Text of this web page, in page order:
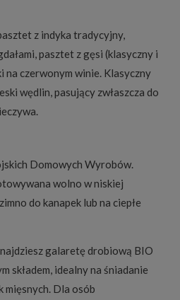
z indyka tradycyjny,
pasztet z gęsi (klasyczny i
na czerwonym winie. Klasyczny
wędlin, pasujący zwłaszcza do
Domowych Wyrobów.
wolno w niskiej
do kanapek lub na ciepłe
galaretę drobiową BIO
składem, idealny na śniadanie
mięsnych. Dla osób